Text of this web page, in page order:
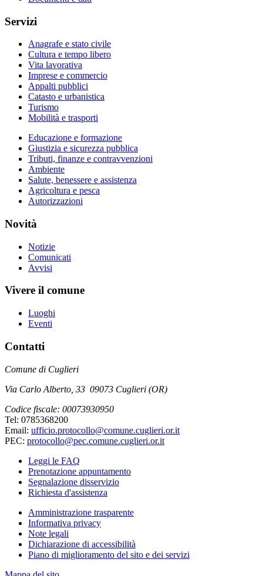
Servizi
Anagrafe e stato civile
Cultura e tempo libero
Vita lavorativa
Imprese e commercio
Appalti pubblici
Catasto e urbanistica
Turismo
Mobilità e trasporti
Educazione e formazione
Giustizia e sicurezza pubblica
Tributi, finanze e contravvenzioni
Ambiente
Salute, benessere e assistenza
Agricoltura e pesca
Autorizzazioni
Novità
Notizie
Comunicati
Avvisi
Vivere il comune
Luoghi
Eventi
Contatti
Comune di Cuglieri
Via Carlo Alberto, 33 09073 Cuglieri (OR)
Codice fiscale: 00073930950
Tel: 0785368200
Email: ufficio.protocollo@comune.cuglieri.or.it
PEC: protocollo@pec.comune.cuglieri.or.it
Leggi le FAQ
Prenotazione appuntamento
Segnalazione disservizio
Richiesta d'assistenza
Amministrazione trasparente
Informativa privacy
Note legali
Dichiarazione di accessibilità
Piano di miglioramento del sito e dei servizi